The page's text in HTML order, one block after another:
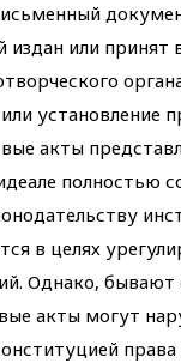
издан или принят
установление
акты
полностью
в целях
Однако, бывают
акты могут